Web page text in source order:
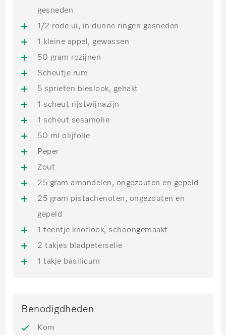
gesneden
1/2 rode ui, in dunne ringen gesneden
1 kleine appel, gewassen
50 gram rozijnen
Scheutje rum
5 sprieten bieslook, gehakt
1 scheut rijstwijnazijn
1 scheut sesamolie
50 ml olijfolie
Peper
Zout
25 gram amandelen, ongezouten en gepeld
25 gram pistachenoten, ongezouten en
gepeld
1 teentje knoflook, schoongemaakt
2 takjes bladpeterselie
1 takje basilicum
Benodigdheden
Kom